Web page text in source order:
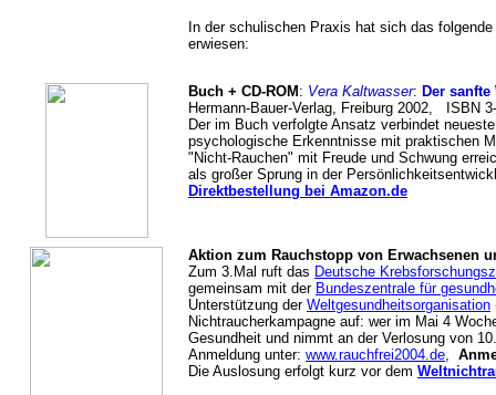
In der schulischen Praxis hat sich das
erwiesen:
Buch + CD-ROM : Vera Kaltwasser: Der
Hermann-Bauer-Verlag, Freiburg 2002, ISBN
Der im Buch verfolgte Ansatz verbindet
psychologische Erkenntnisse mit praktischen
"Nicht-Rauchen" mit Freude und Schwung
als großer Sprung in der
Direktbestellung bei Amazon.de
Aktion zum Rauchstopp von Erwachsenen
Zum 3.Mal ruft das Deutsche
gemeinsam mit der Bundeszentrale für
Unterstützung der Weltgesundheitsorganisation
Nichtraucherkampagne auf: wer im Mai 4
Gesundheit und nimmt an der Verlosung von
Anmeldung unter: www.rauchfrei2004.de,
Die Auslosung erfolgt kurz vor dem